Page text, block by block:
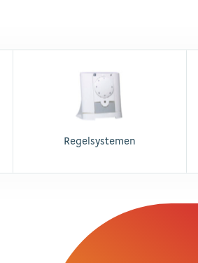
Regelsystemen